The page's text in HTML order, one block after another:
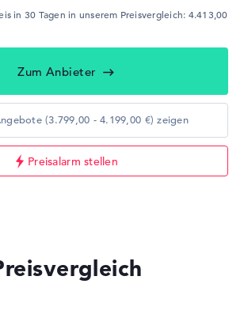
in 30 Tagen in unserem Preisvergleich: 4.413,00
Zum Anbieter
(3.799,00 - 4.199,00 €) zeigen
Preisalarm stellen